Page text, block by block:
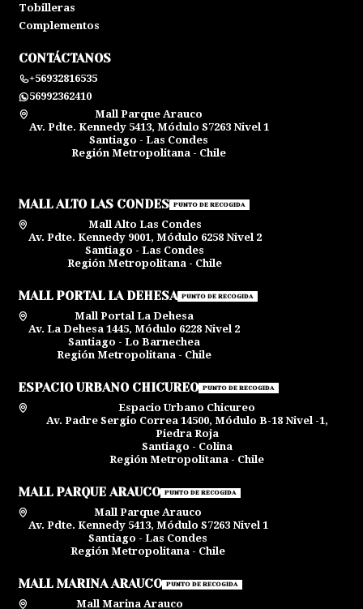
Tobilleras
Complementos
CONTÁCTANOS
+56932816535
56992362410
Mall Parque Arauco
Av. Pdte. Kennedy 5413, Módulo S7263 Nivel 1
Santiago - Las Condes
Región Metropolitana - Chile
MALL ALTO LAS CONDES PUNTO DE RECOGIDA
Mall Alto Las Condes
Av. Pdte. Kennedy 9001, Módulo 6258 Nivel 2
Santiago - Las Condes
Región Metropolitana - Chile
MALL PORTAL LA DEHESA PUNTO DE RECOGIDA
Mall Portal La Dehesa
Av. La Dehesa 1445, Módulo 6228 Nivel 2
Santiago - Lo Barnechea
Región Metropolitana - Chile
ESPACIO URBANO CHICUREO PUNTO DE RECOGIDA
Espacio Urbano Chicureo
Av. Padre Sergio Correa 14500, Módulo B-18 Nivel -1,
Piedra Roja
Santiago - Colina
Región Metropolitana - Chile
MALL PARQUE ARAUCO PUNTO DE RECOGIDA
Mall Parque Arauco
Av. Pdte. Kennedy 5413, Módulo S7263 Nivel 1
Santiago - Las Condes
Región Metropolitana - Chile
MALL MARINA ARAUCO PUNTO DE RECOGIDA
Mall Marina Arauco